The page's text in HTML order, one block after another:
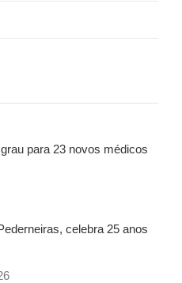
para 23 novos médicos
celebra 25 anos